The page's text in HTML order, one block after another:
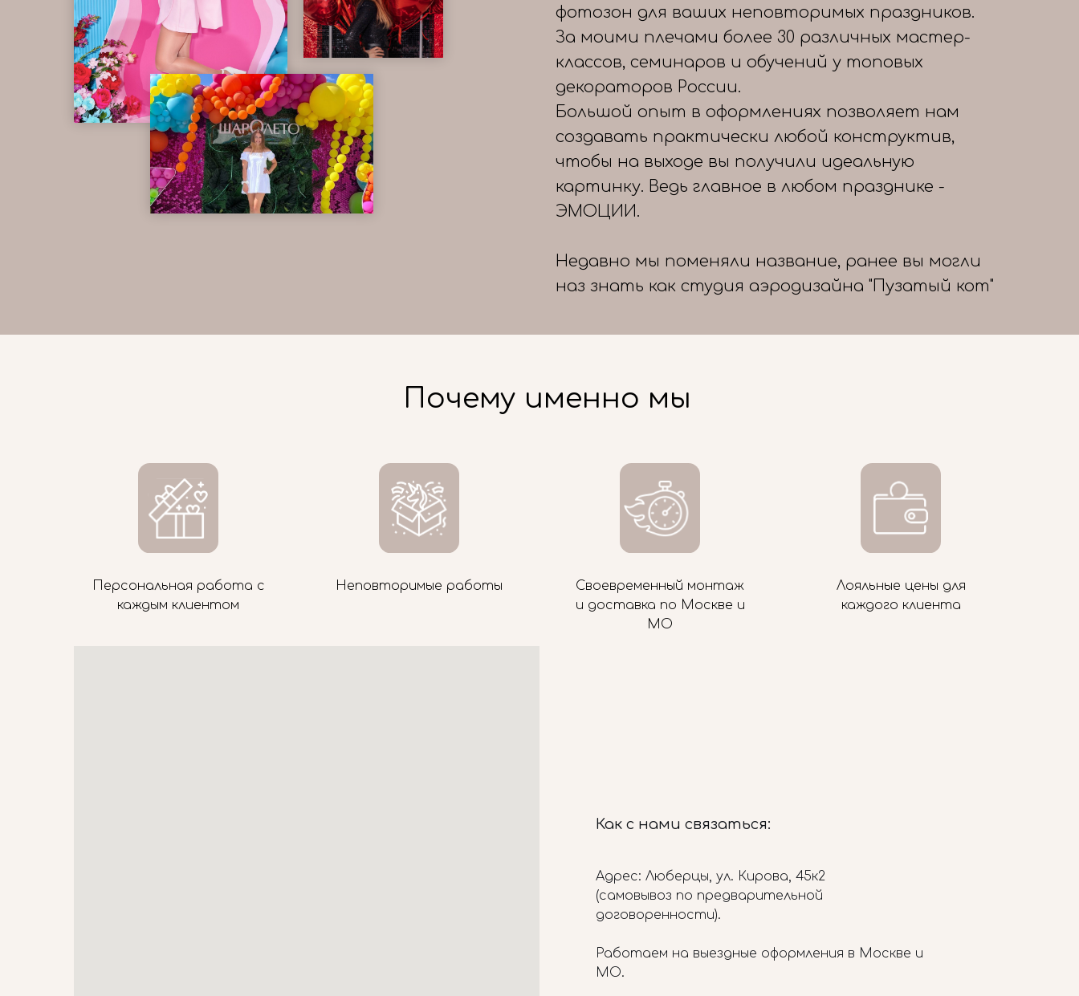
фотозон для ваших неповторимых праздников.
За моими плечами более 30 различных мастер-
классов, семинаров и обучений у топовых
декораторов России.
Большой опыт в оформлениях позволяет нам
создавать практически любой конструктив,
чтобы на выходе вы получили идеальную
картинку. Ведь главное в любом празднике -
ЭМОЦИИ.
Недавно мы поменяли название, ранее вы могли
наз знать как студия аэродизайна "Пузатый кот"
Почему именно мы
Персональная работа с
каждым клиентом
Неповторимые работы
Своевременный монтаж
и доставка по Москве и
МО
Лояльные цены для
каждого клиента
Как с нами связаться:
Адрес: Люберцы, ул. Кирова, 45к2
(самовывоз по предварительной
договоренности).
Работаем на выездные оформления в Москве и
МО.